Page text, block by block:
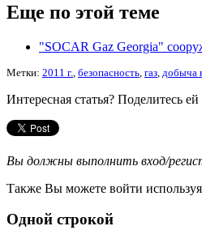
Еще по этой теме
"SOCAR Gaz Georgia"
Метки: 2011 г. безопасность газ добыча
Интересная статья? Поделитесь ей
Вы должны выполнить вход/
Также Вы можете войти
Одной строкой